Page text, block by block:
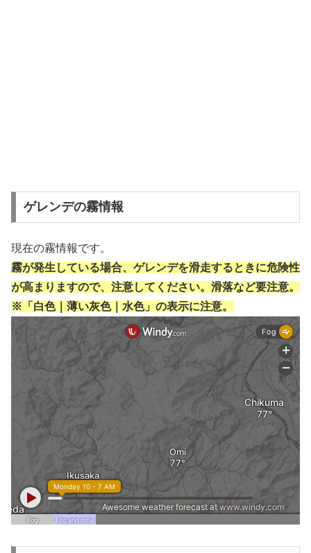
ゲレンデの霧情報
現在の霧情報です。
霧が発生している場合、ゲレンデを滑走するときに危険性
が高まりますので、注意してください。滑落など要注意。
※「白色｜薄い灰色｜水色」の表示に注意。